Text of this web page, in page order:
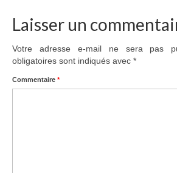
Laisser un
Votre adresse e-mail ne sera pas
obligatoires sont indiqués avec *
Commentaire *